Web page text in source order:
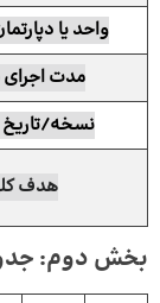
واحد یا
مدت اجرای
نسخه/
هدف
بخش دوم: